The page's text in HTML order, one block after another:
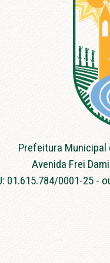
Prefeitura Municipal
Avenida Frei
01.615.784/0001-25 -